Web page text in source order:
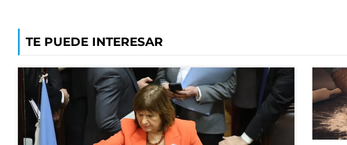
TE PUEDE INTERESAR